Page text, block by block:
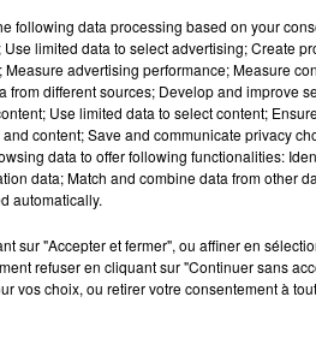
following data processing based on your
limited data to select advertising; Create
advertising performance; Measure
from different sources; Develop and improve
Use limited data to select content;
content; Save and communicate privacy
data to offer following functionalities:
data; Match and combine data from other
automatically.
sur "Accepter et fermer", ou affiner en
refuser en cliquant sur "Continuer sans
vos choix, ou retirer votre consentement à